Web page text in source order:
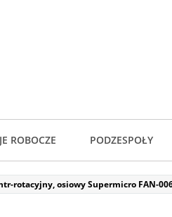
ROBOCZE PODZESPOŁY
rotacyjny, osiowy Supermicro FAN-